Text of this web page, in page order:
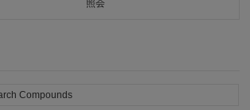
照会
Compounds